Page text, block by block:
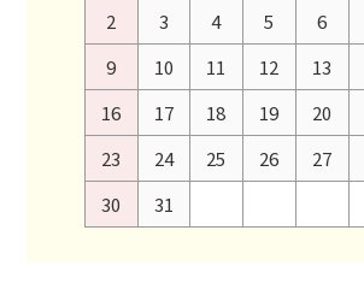
2
3 4 5 6
9
10 11 12 13
16
17 18 19 20
23
24 25 26 27
30
31